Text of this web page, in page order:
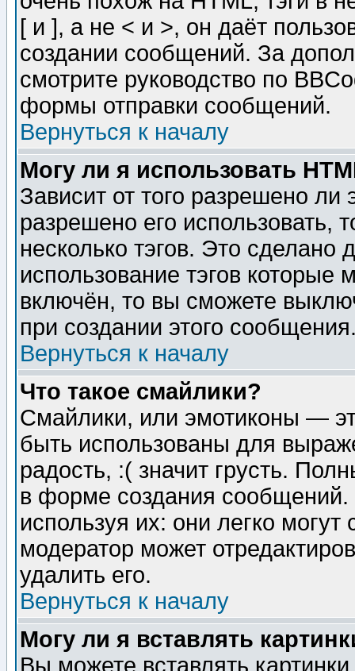
[ и ], а не < и >, он даёт
создании сообщений. За
смотрите руководство по
формы отправки сообщений.
Вернуться к началу
Могу ли я использовать
Зависит от того разрешено
разрешено его использовать,
несколько тэгов. Это сделано
использование тэгов
включён, то вы сможете
при создании этого
Вернуться к началу
Что такое смайлики?
Смайлики, или эмотиконы —
быть использованы для
радость, :( значит грусть.
в форме создания сообщений.
используя их: они легко
модератор может
удалить его.
Вернуться к началу
Могу ли я вставлять
Вы можете вставлять